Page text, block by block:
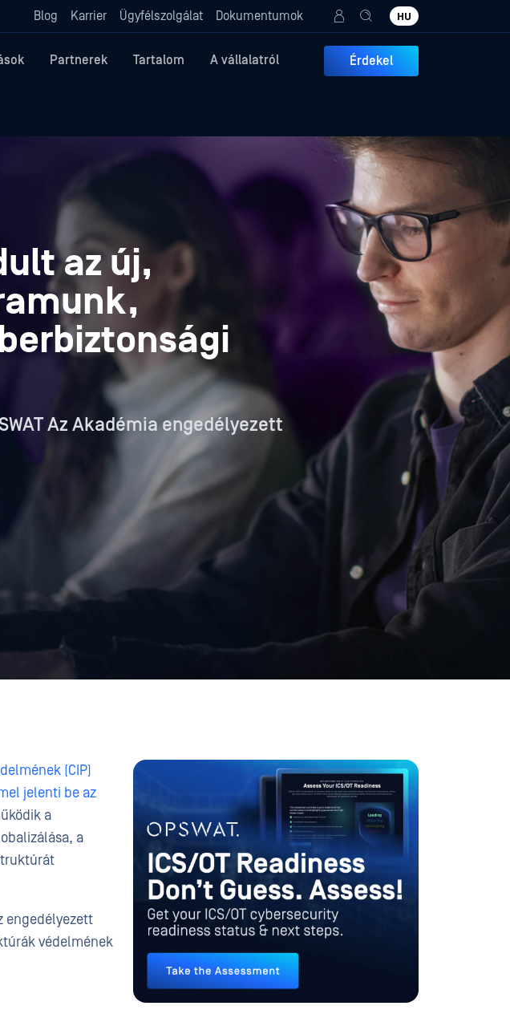
Blog Karrier Ügyfélszolgálat Dokumentumok HU
Partnerek Tartalom A vállalatról Érdekel
az új,
Az Akadémia engedélyezett
(CIP)
jelenti be az
a
a
engedélyezett
védelmének